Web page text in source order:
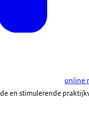
online
en stimulerende